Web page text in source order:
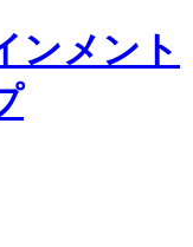
ンメント